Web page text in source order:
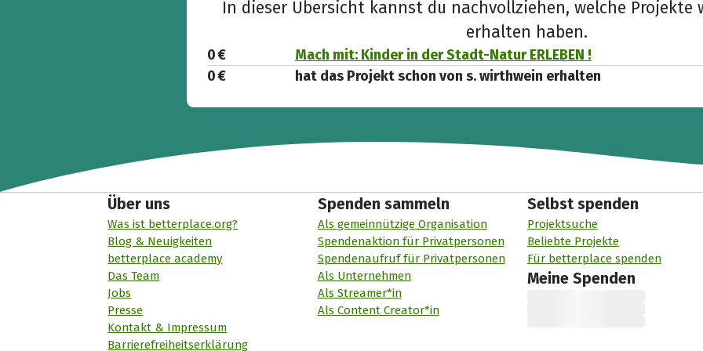
In dieser Übersicht kannst du nachvollziehen, welche Projekte
erhalten haben.
0 €
Mach mit: Kinder in der Stadt-Natur ERLEBEN !
0 €
hat das Projekt schon von s. wirthwein erhalten
Über uns
Was ist betterplace.org?
Blog & Neuigkeiten
betterplace academy
Das Team
Jobs
Presse
Kontakt & Impressum
Barrierefreiheitserklärung
Spenden sammeln
Als gemeinnützige Organisation
Spendenaktion für Privatpersonen
Spendenaufruf für Privatpersonen
Als Unternehmen
Als Streamer*in
Als Content Creator*in
Selbst spenden
Projektsuche
Beliebte Projekte
Für betterplace spenden
Meine Spenden